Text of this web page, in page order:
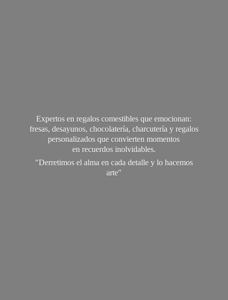
Expertos en regalos comestibles que emocionan:
fresas, desayunos, chocolatería, charcutería y regalos
personalizados que convierten momentos
en recuerdos inolvidables.
"Derretimos el alma en cada detalle y lo hacemos
arte"